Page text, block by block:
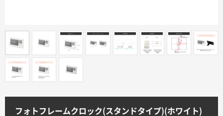
印刷色から探す
サイトメニュー
フォトフレームクロック(スタンドタイプ)(ホワイト)